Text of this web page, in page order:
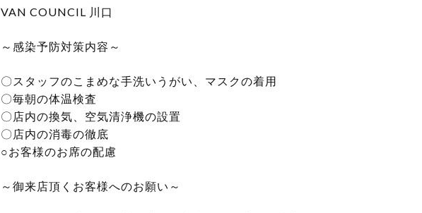
VAN COUNCIL 川口
～感染予防対策内容～
〇スタッフのこまめな手洗いうがい、マスクの着用
〇毎朝の体温検査
〇店内の換気、空気清浄機の設置
〇店内の消毒の徹底
○お客様のお席の配慮
～御来店頂くお客様へのお願い～